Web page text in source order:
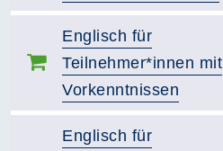
Englisch für
Teilnehmer*innen mit
Vorkenntnissen
Englisch für